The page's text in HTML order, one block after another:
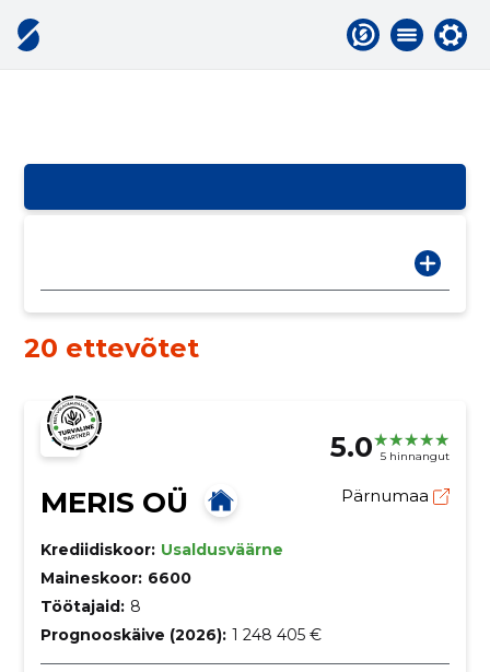
20 ettevõtet
5.0 5 hinnangut
MERIS OÜ Pärnumaa
Krediidiskoor: Usaldusväärne
Maineskoor: 6600
Töötajaid: 8
Prognooskäive (2026): 1 248 405 €